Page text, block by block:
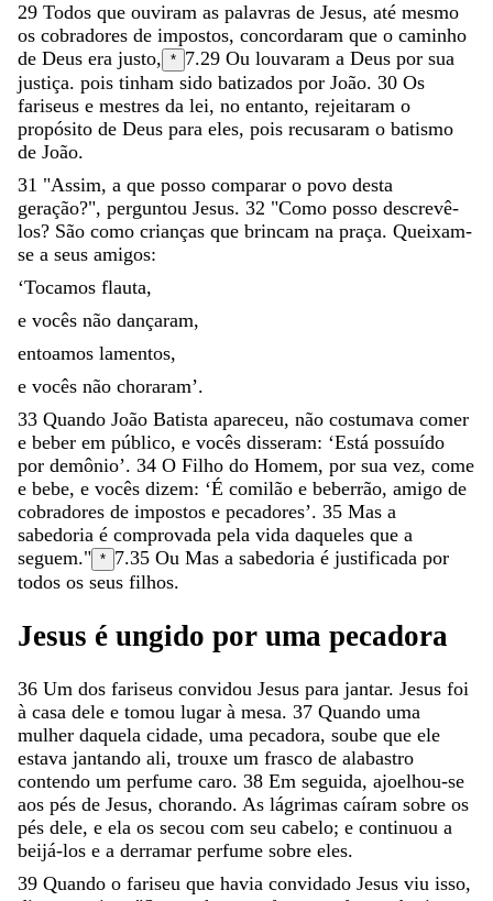
29 Todos que ouviram as palavras de Jesus, até mesmo
os cobradores de impostos, concordaram que o caminho
de Deus era justo, * 7.29 Ou louvaram a Deus por sua
justiça. pois tinham sido batizados por João. 30 Os
fariseus e mestres da lei, no entanto, rejeitaram o
propósito de Deus para eles, pois recusaram o batismo
de João.
31 "Assim, a que posso comparar o povo desta
geração?", perguntou Jesus. 32 "Como posso descrevê-
los? São como crianças que brincam na praça. Queixam-
se a seus amigos:
‘Tocamos flauta,
e vocês não dançaram,
entoamos lamentos,
e vocês não choraram’.
33 Quando João Batista apareceu, não costumava comer
e beber em público, e vocês disseram: ‘Está possuído
por demônio’. 34 O Filho do Homem, por sua vez, come
e bebe, e vocês dizem: ‘É comilão e beberrão, amigo de
cobradores de impostos e pecadores’. 35 Mas a
sabedoria é comprovada pela vida daqueles que a
seguem." * 7.35 Ou Mas a sabedoria é justificada por
todos os seus filhos.
Jesus é ungido por uma pecadora
36 Um dos fariseus convidou Jesus para jantar. Jesus foi
à casa dele e tomou lugar à mesa. 37 Quando uma
mulher daquela cidade, uma pecadora, soube que ele
estava jantando ali, trouxe um frasco de alabastro
contendo um perfume caro. 38 Em seguida, ajoelhou-se
aos pés de Jesus, chorando. As lágrimas caíram sobre os
pés dele, e ela os secou com seu cabelo; e continuou a
beijá-los e a derramar perfume sobre eles.
39 Quando o fariseu que havia convidado Jesus viu isso,